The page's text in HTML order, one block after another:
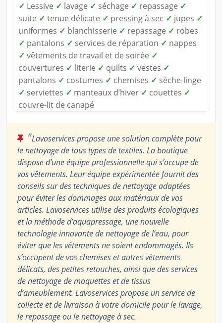
✓ Lessive ✓ lavage ✓ séchage ✓ repassage ✓
suite ✓ tenue délicate ✓ pressing à sec ✓ jupes ✓
uniformes ✓ blanchisserie ✓ repassage ✓ robes
✓ pantalons ✓ services de réparation ✓ nappes
✓ vêtements de travail et de soirée ✓
couvertures ✓ literie ✓ quilts ✓ vestes ✓
pantalons ✓ costumes ✓ chemises ✓ sèche-linge
✓ serviettes ✓ manteaux d’hiver ✓ couettes ✓
couvre-lit de canapé
"Lavoservices propose une solution complète pour
le nettoyage de tous types de textiles. La boutique
dispose d’une équipe professionnelle qui s’occupe de
vos vêtements. Leur équipe expérimentée fournit des
conseils sur des techniques de nettoyage adaptées
pour éviter les dommages aux matériaux de vos
articles. Lavoservices utilise des produits écologiques
et la méthode d’aquapressage, une nouvelle
technologie innovante de nettoyage de l’eau, pour
éviter que les vêtements ne soient endommagés. Ils
s’occupent de vos chemises et autres vêtements
délicats, des petites retouches, ainsi que des services
de nettoyage de moquettes et de tissus
d’ameublement. Lavoservices propose un service de
collecte et de livraison à votre domicile pour le lavage,
le repassage ou le nettoyage à sec.